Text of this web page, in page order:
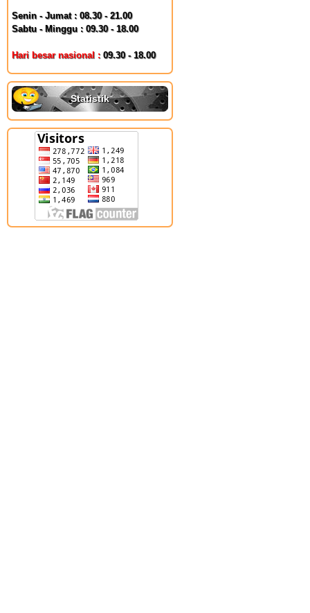
Senin - Jumat : 08.30 - 21.00
Sabtu - Minggu : 09.30 - 18.00
Hari besar nasional : 09.30 - 18.00
Statistik